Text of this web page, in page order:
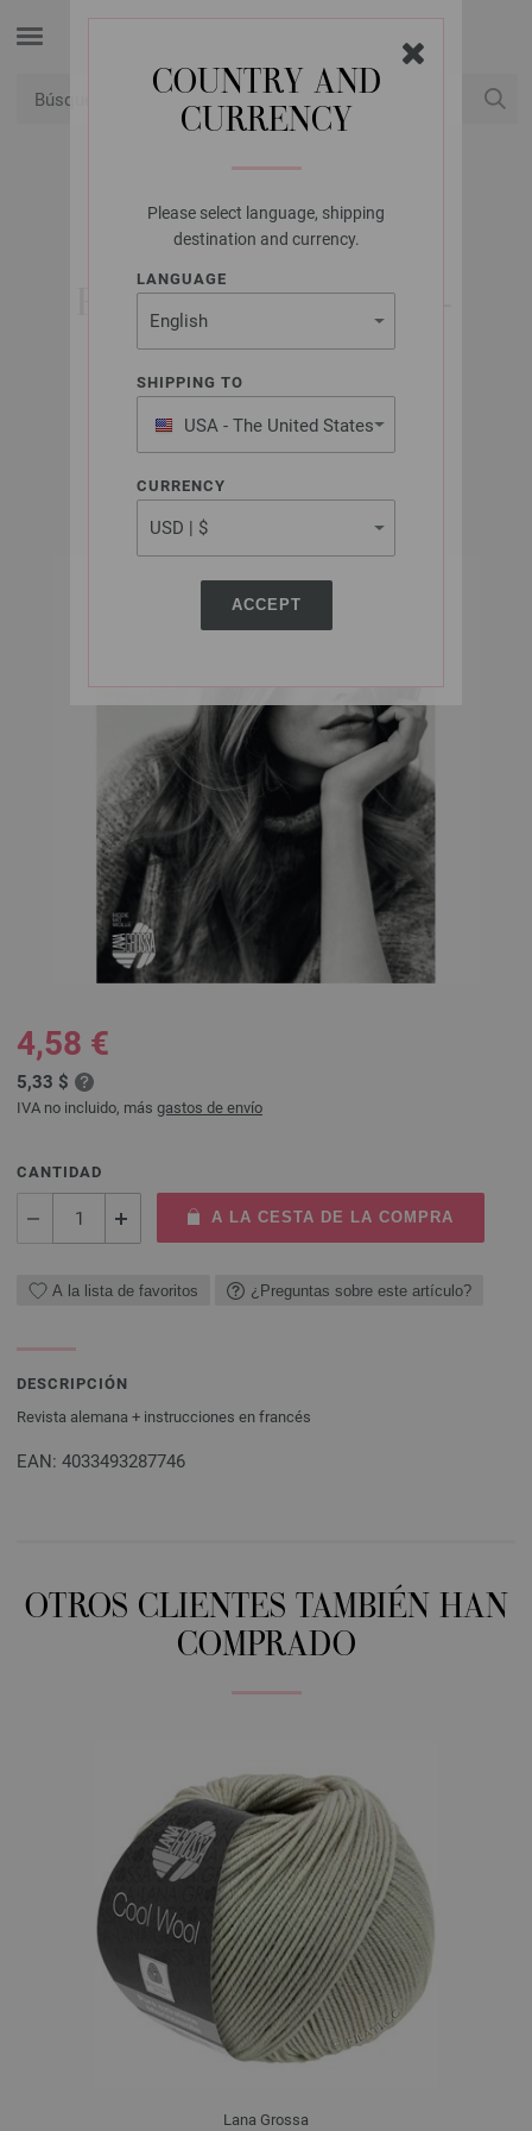
COUNTRY AND
CURRENCY
Please select language, shipping
destination and currency.
LANGUAGE
SHIPPING TO
USA - The United States
of America
CURRENCY
ACCEPT
LANA GROSSA
LOOKBOOK NO. 9 -
REVISTA ALEMANA +
INSTRUCCIONES EN
FRANCÉS
Septiembre 2020
4,58 €
5,33 $
IVA no incluido, más gastos de envío
CANTIDAD
A LA CESTA DE LA COMPRA
A la lista de favoritos ¿Preguntas sobre este artículo?
DESCRIPCIÓN
Revista alemana + instrucciones en francés
EAN: 4033493287746
OTROS CLIENTES TAMBIÉN HAN
COMPRADO
Lana Grossa